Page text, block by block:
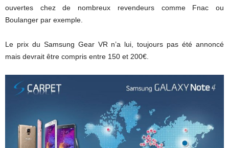
ouvertes chez de nombreux revendeurs comme Fnac ou
Boulanger par exemple.
Le prix du Samsung Gear VR n’a lui, toujours pas été annoncé
mais devrait être compris entre 150 et 200€.